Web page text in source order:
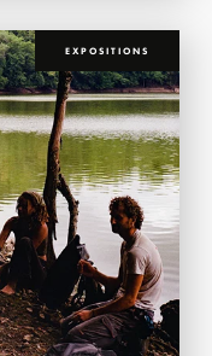
EXPOSITIONS